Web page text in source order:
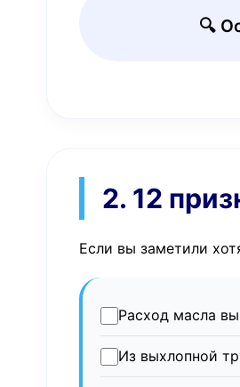
🔍
2. 12
Если вы заметили
Расход масла
Из выхлопной